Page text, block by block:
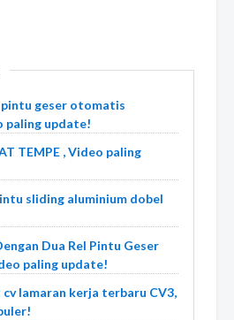
geser otomatis
paling update!
TEMPE , Video paling
sliding aluminium dobel
Dua Rel Pintu Geser
paling update!
cv lamaran kerja terbaru CV3,